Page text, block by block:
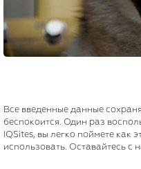
Все введенные данные
беспокоится. Один раз
IQSites, вы легко поймете как
использовать. Оставайтесь с